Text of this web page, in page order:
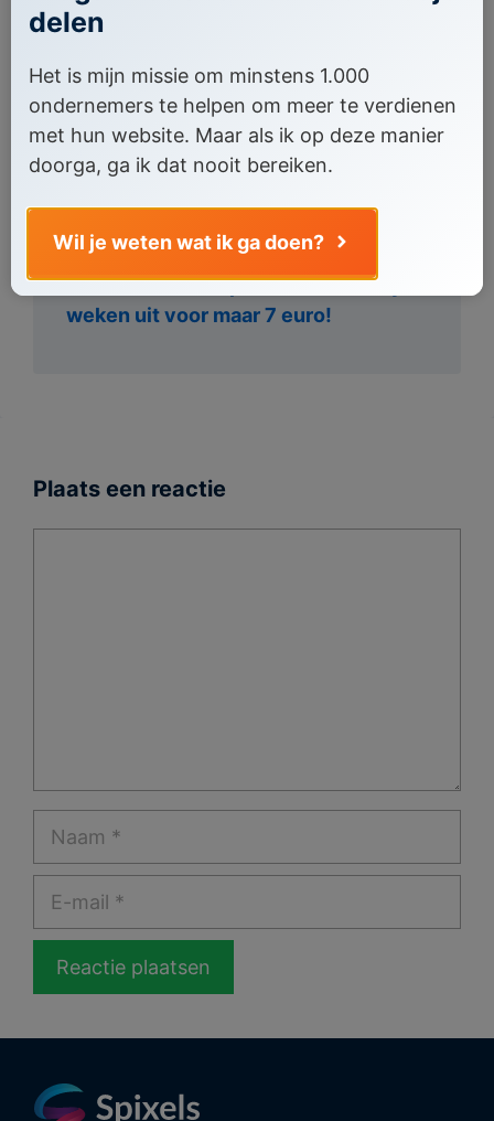
webdesign. Het is mijn missie om
verbinden via mijn online community.
Wil je niet alleen maar inspiratie op
doen, maar ook echt stappen zetten
door het volgen van exclusieve
Probeer dan de Spixels Community 4
weken uit voor maar 7 euro!
Plaats een reactie
delen
Het is mijn missie om minstens 1.000
ondernemers te helpen om meer te verdienen
met hun website. Maar als ik op deze manier
doorga, ga ik dat nooit bereiken.
Wil je weten wat ik ga doen?